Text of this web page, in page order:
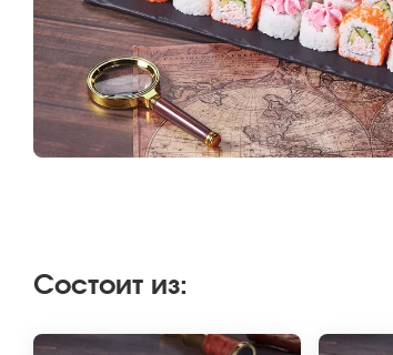
Состоит из: